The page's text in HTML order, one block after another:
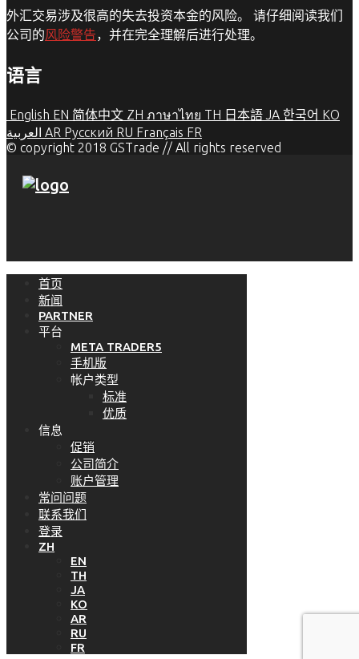
外汇交易涉及很高的失去投资本金的风险。 请仔细阅读我们
公司的风险警告，并在完全理解后进行处理。
语言
English EN 简体中文 ZH ภาษาไทย TH 日本語 JA 한국어 KO
العربية AR Русский RU Français FR
© copyright 2018 GSTrade // All rights reserved
首页
新闻
PARTNER
平台
META TRADER5
手机版
帐户类型
标准
优质
信息
促销
公司简介
账户管理
常问问题
联系我们
登录
ZH
EN
TH
JA
KO
AR
RU
FR